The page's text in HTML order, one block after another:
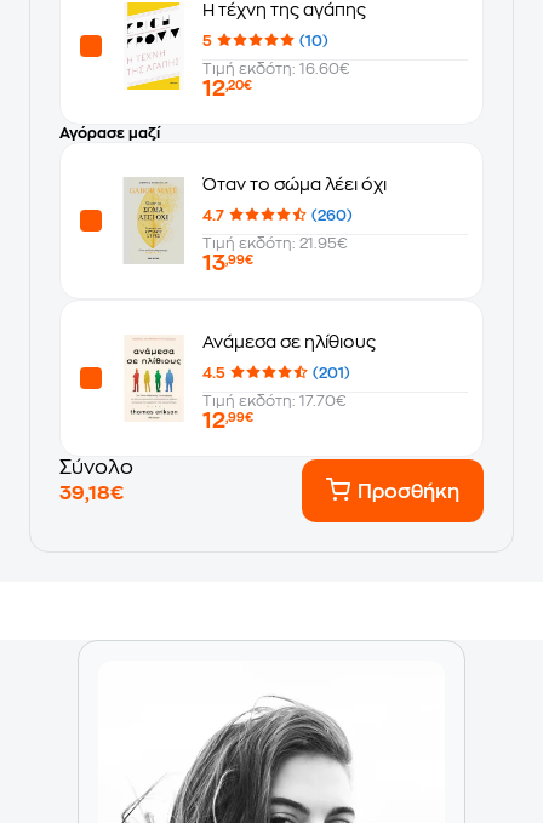
Η τέχνη της αγάπης
5
(10)
Τιμή εκδότη: 16.60€
12,20€
Αγόρασε μαζί
Όταν το σώμα λέει όχι
4.7
(260)
Τιμή εκδότη: 21.95€
13,99€
Ανάμεσα σε ηλίθιους
4.5
(201)
Τιμή εκδότη: 17.70€
12,99€
Σύνολο
39,18€
Προσθήκη